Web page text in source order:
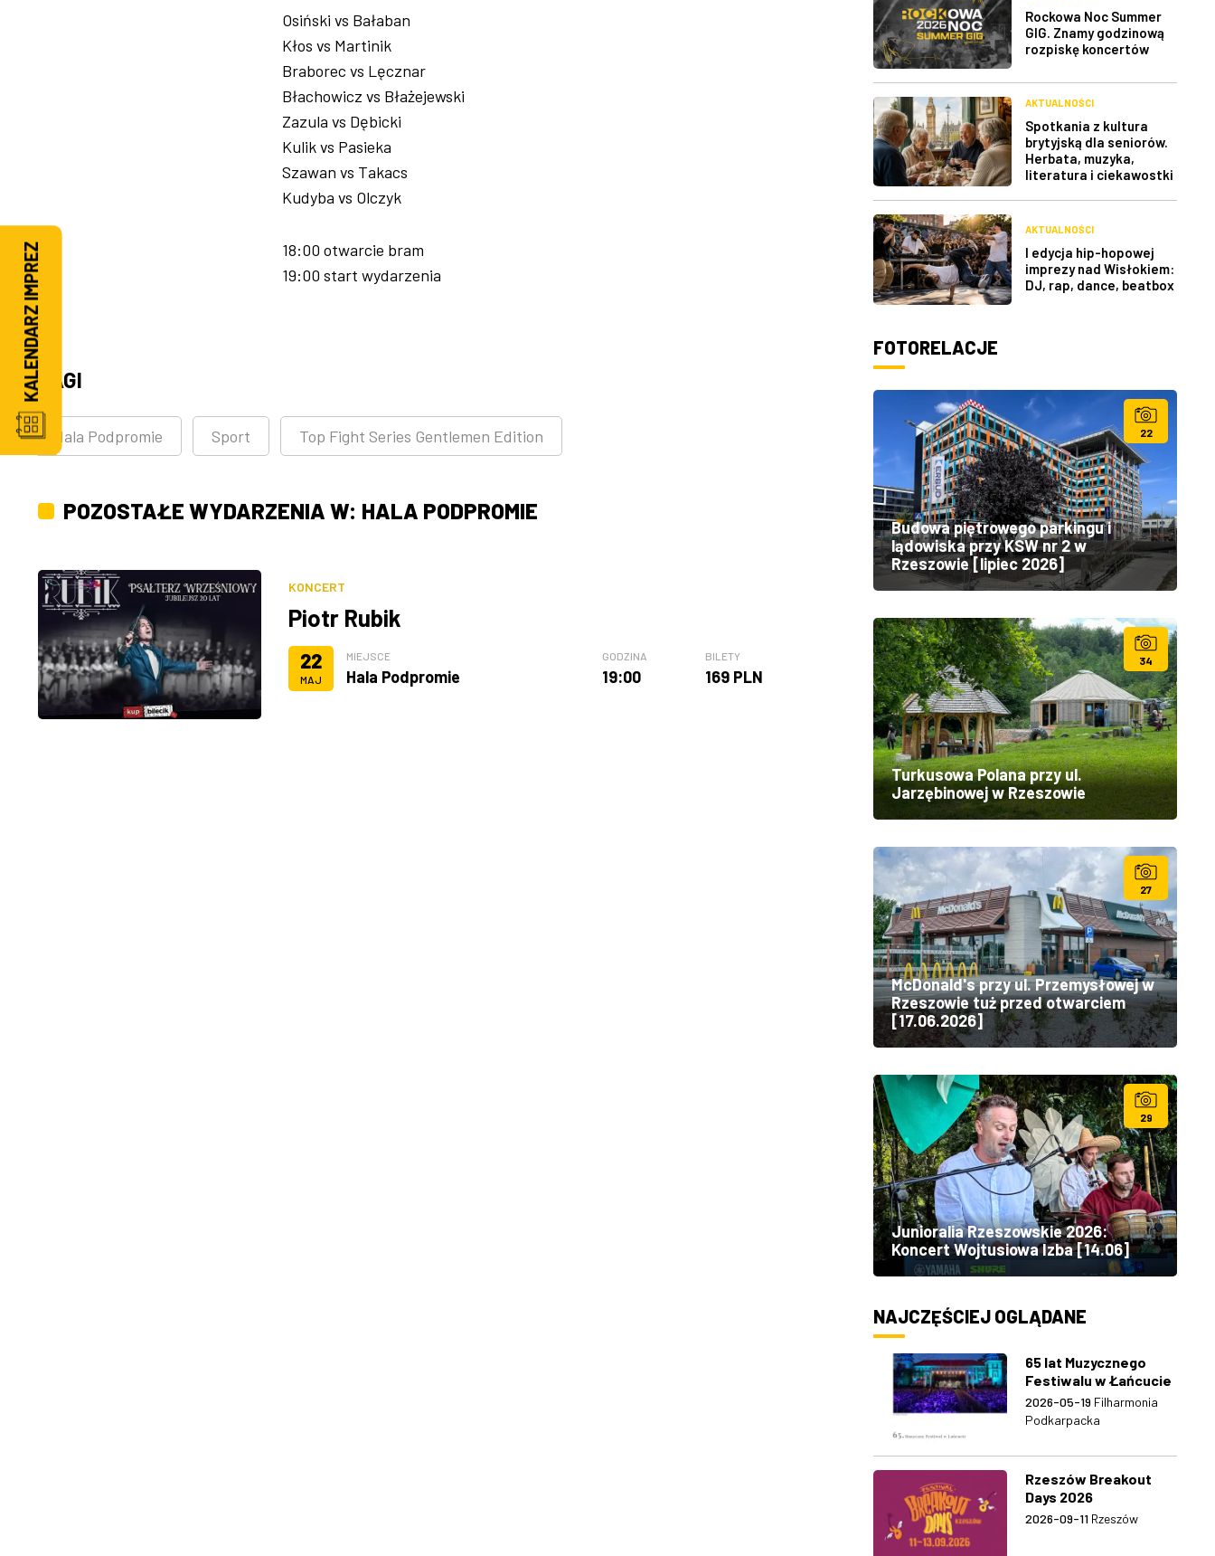
Osiński vs Bałaban
Kłos vs Martinik
Braborec vs Lęcznar
Błachowicz vs Błażejewski
Zazula vs Dębicki
Kulik vs Pasieka
Szawan vs Takacs
Kudyba vs Olczyk
18:00 otwarcie bram
19:00 start wydarzenia
TAGI
Hala Podpromie Sport Top Fight Series Gentlemen Edition
POZOSTAŁE WYDARZENIA W: HALA PODPROMIE
KONCERT
Piotr Rubik
22
MAJ
MIEJSCE
Hala Podpromie
GODZINA
19:00
BILETY
169 PLN
Rockowa Noc Summer
GIG. Znamy godzinową
rozpiskę koncertów
AKTUALNOŚCI
Spotkania z kultura
brytyjską dla seniorów.
Herbata, muzyka,
literatura i ciekawostki
AKTUALNOŚCI
I edycja hip-hopowej
imprezy nad Wisłokiem:
DJ, rap, dance, beatbox
FOTORELACJE
22
Budowa piętrowego parkingu i
lądowiska przy KSW nr 2 w
Rzeszowie [lipiec 2026]
34
Turkusowa Polana przy ul.
Jarzębinowej w Rzeszowie
27
McDonald's przy ul. Przemysłowej w
Rzeszowie tuż przed otwarciem
[17.06.2026]
29
Junioralia Rzeszowskie 2026:
Koncert Wojtusiowa Izba [14.06]
NAJCZĘŚCIEJ OGLĄDANE
65 lat Muzycznego
Festiwalu w Łańcucie
2026-05-19 Filharmonia
Podkarpacka
Rzeszów Breakout
Days 2026
2026-09-11 Rzeszów
KALENDARZ IMPREZ